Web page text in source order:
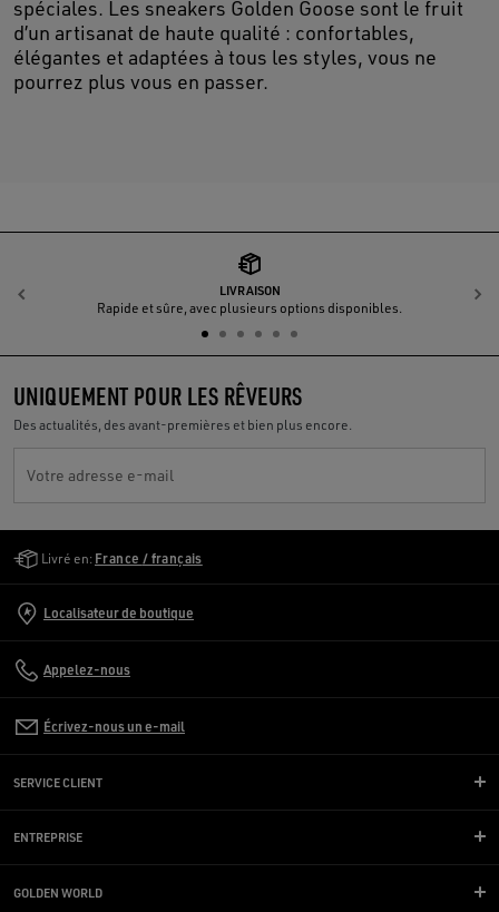
spéciales. Les sneakers Golden Goose sont le fruit
d’un artisanat de haute qualité : confortables,
élégantes et adaptées à tous les styles, vous ne
pourrez plus vous en passer.
LIVRAISON
Rapide et sûre, avec plusieurs options disponibles.
Précédent
UNIQUEMENT POUR LES RÊVEURS
Des actualités, des avant-premières et bien plus encore.
Votre adresse e-mail
Livré en: France / français
Localisateur de boutique
Appelez-nous
Écrivez-nous un e-mail
SERVICE CLIENT
ENTREPRISE
GOLDEN WORLD